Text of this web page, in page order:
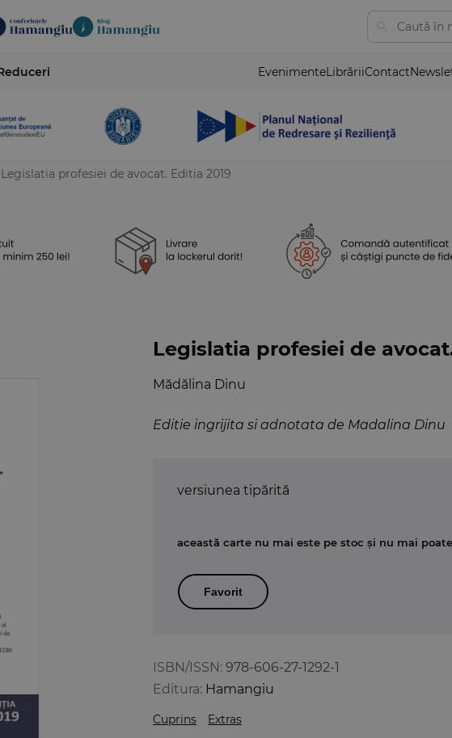
EvenimenteLibrăriiContact
Legislatia profesiei de avocat. Editia 2019
Legislatia profesiei de
Editie ingrijita si adnotata de Madalina Dinu
Mădălina Dinu
ISBN/ISSN: 978-606-27-1292-1
Editura: Hamangiu
Cuprins Extras
versiunea tipărită
această carte nu mai este pe stoc și nu mai
Favorit